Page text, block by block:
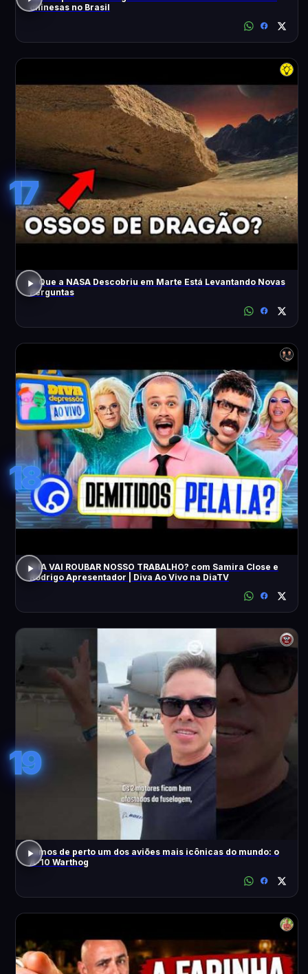
chinesas no Brasil
17
O Que a NASA Descobriu em Marte Está Levantando Novas
Perguntas
18
A IA VAI ROUBAR NOSSO TRABALHO? com Samira Close e
Rodrigo Apresentador | Diva Ao Vivo na DiaTV
19
Vimos de perto um dos aviões mais icônicas do mundo: o
A-10 Warthog